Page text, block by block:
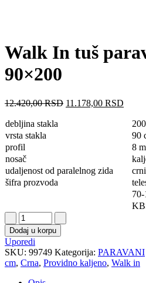
Walk In tuš
90×200
12.420,00RSD 11.178,00 RSD
debljina stakla
vrsta stakla
90
profil
8
nosač
udaljenost od paralelnog zida
šifra prozvoda
Dodaj u korpu
Uporedi
SKU: 99749 Kategorija: PARAVANI
cm, Crna, Providno kaljeno, Walk in